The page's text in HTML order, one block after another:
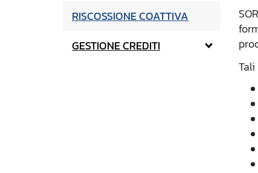
RISCOSSIONE COATTIVA
GESTIONE CREDITI